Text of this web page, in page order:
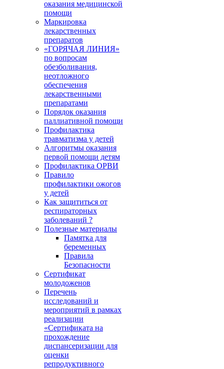
оказания медицинской
помощи
Маркировка
лекарственных
препаратов
«ГОРЯЧАЯ ЛИНИЯ»
по вопросам
обезболивания,
неотложного
обеспечения
лекарственными
препаратами
Порядок оказания
паллиативной помощи
Профилактика
травматизма у детей
Алгоритмы оказания
первой помощи детям
Профилактика ОРВИ
Правило
профилактики ожогов
у детей
Как защититься от
респираторных
заболеваний ?
Полезные материалы
Памятка для
беременных
Правила
Безопасности
Сертификат
молодоженов
Перечень
исследований и
мероприятий в рамках
реализации
«Сертификата на
прохождение
диспансеризации для
оценки
репродуктивного